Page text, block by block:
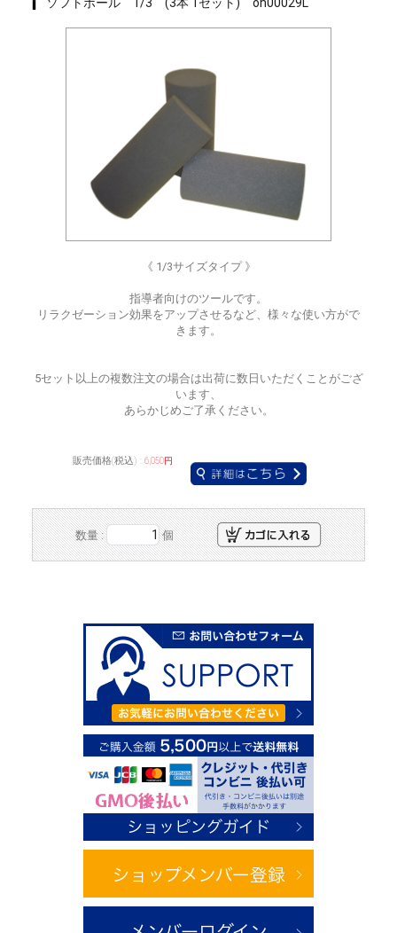
《 1/3サイズタイプ 》
指導者向けのツールです。
リラクゼーション効果をアップさせるなど、様々な使い方がで
きます。
5セット以上の複数注文の場合は出荷に数日いただくことがござ
います、
あらかじめご了承ください。
販売価格(税込) : 6,050円
数量 : 個